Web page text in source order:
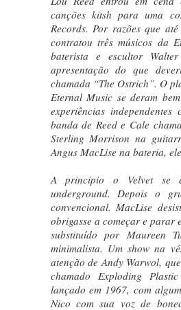
canções kitsh para uma
Records. Por razões que
contratou três músicos da
baterista e escultor
apresentação do que
chamada “The Ostrich”. O
Eternal Music se deram
experiências
banda de Reed e Cale
Sterling Morrison na
Angus MacLise na bateria,
A principio o Velvet se
underground. Depois o
convencional. MacLise
obrigasse a começar e parar
substituído por Maureen
minimalista. Um show na
atenção de Andy Warwol,
chamado Exploding
lançado em 1967, com
Nico com sua voz de